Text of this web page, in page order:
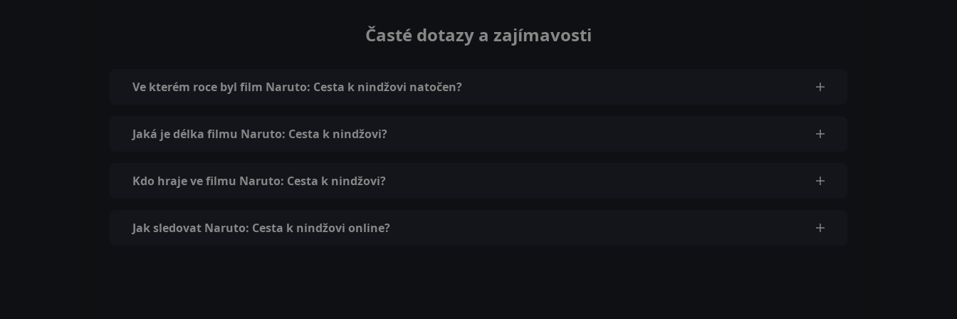
Časté dotazy a zajímavosti
Ve kterém roce byl film Naruto: Cesta k nindžovi natočen?
Jaká je délka filmu Naruto: Cesta k nindžovi?
Kdo hraje ve filmu Naruto: Cesta k nindžovi?
Jak sledovat Naruto: Cesta k nindžovi online?